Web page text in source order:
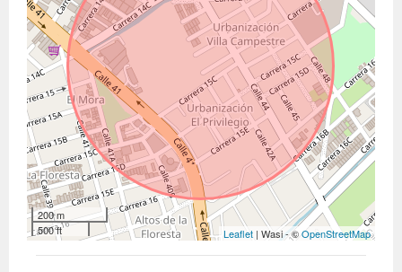
200 m
500 ft
Leaflet | Wasi - ©OpenStreetMap